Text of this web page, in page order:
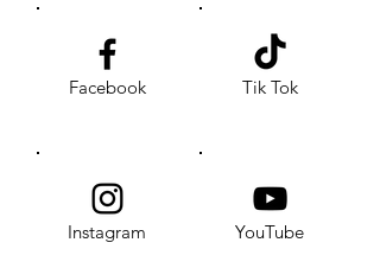
Facebook Tik Tok
Instagram YouTube